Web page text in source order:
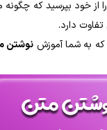
خود بپرسید که چگونه
به شما آموزش نوشتن